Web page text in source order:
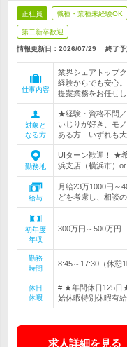
正社員 職種・業種未経験OK
第二新卒歓迎
情報更新日：2026/07/29 終了予
仕事内容
業界シェアトップ
経験からでも安心
提案業務をお任せし
対象と
なる方
★経験・資格不問
いじりが好き、モ
ある方…いずれも大
勤務地
UIターン歓迎！ ★
浜支店（横浜市）
給与
月給23万1000円～
どを考慮し、相談
初年度
年収
300万円～500万円
勤務
時間
8:45～17:30（休憩1
休日
休暇
# ★年間休日125日
始休暇特別休暇有
求人詳細を見る